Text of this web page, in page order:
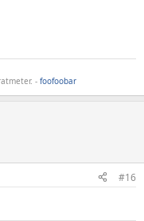
- foofoobar
#16